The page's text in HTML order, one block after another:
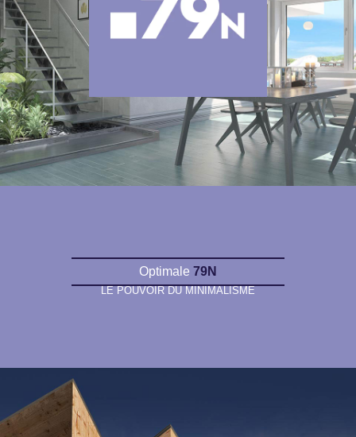
Optimale 79N
LE POUVOIR DU MINIMALISME